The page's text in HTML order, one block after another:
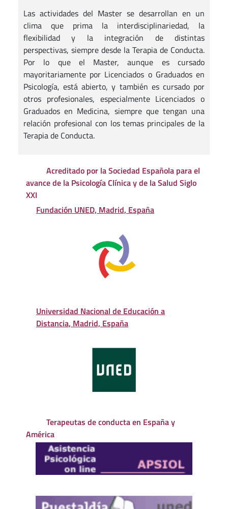
Las actividades del Master se desarrollan en un
clima que prima la interdisciplinariedad, la
flexibilidad y la integración de distintas
perspectivas, siempre desde la Terapia de Conducta.
Por lo que el Master, aunque es cursado
mayoritariamente por Licenciados o Graduados en
Psicología, está abierto, y también es cursado por
otros profesionales, especialmente Licenciados o
Graduados en Medicina, siempre que tengan una
relación profesional con los temas principales de la
Terapia de Conducta.
Acreditado por la Sociedad Española para el
avance de la Psicología Clínica y de la Salud Siglo
XXI
Fundación UNED, Madrid, España
Universidad Nacional de Educación a
Distancia, Madrid, España
Terapeutas de conducta en España y
América